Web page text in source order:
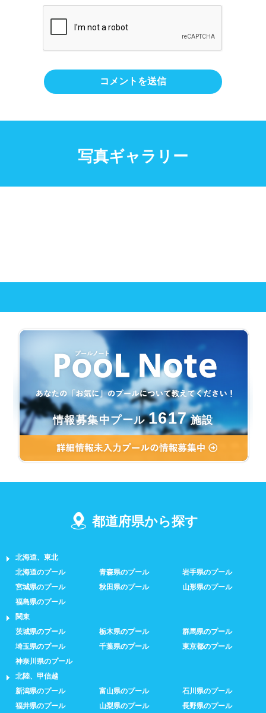
写真ギャラリー
情報募集中プール 1617 施設
都道府県から探す
北海道、東北
北海道のプール
青森県のプール
岩手県のプール
宮城県のプール
秋田県のプール
山形県のプール
福島県のプール
関東
茨城県のプール
栃木県のプール
群馬県のプール
埼玉県のプール
千葉県のプール
東京都のプール
神奈川県のプール
北陸、甲信越
新潟県のプール
富山県のプール
石川県のプール
福井県のプール
山梨県のプール
長野県のプール